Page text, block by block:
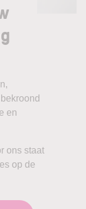
en
ons staat
op de